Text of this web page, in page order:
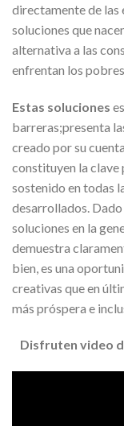
directamente de las
soluciones que
alternativa a las
enfrentan los
Estas soluciones
barreras;presenta
creado por su
constituyen la clave
sostenido en todas
desarrollados.
soluciones en la
demuestra
bien, es una
creativas que en
más próspera e
Disfruten video